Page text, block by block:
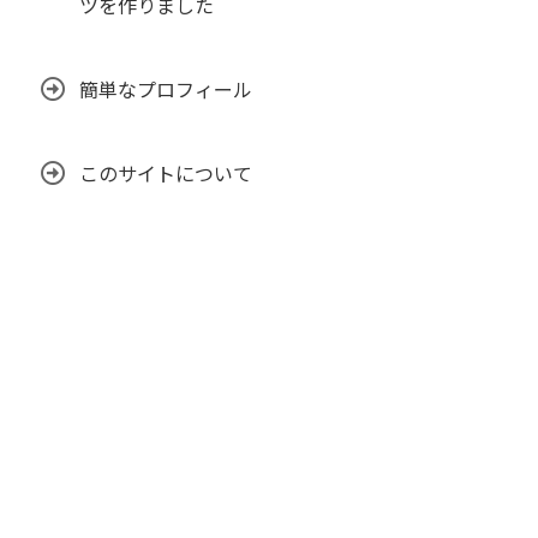
ツを作りました
簡単なプロフィール
このサイトについて